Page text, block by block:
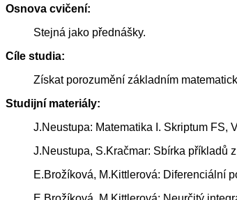
Osnova cvičení:
Stejná jako přednášky.
Cíle studia:
Získat porozumění základním
Studijní materiály:
J.Neustupa: Matematika I. Skriptum FS,
J.Neustupa, S.Kračmar: Sbírka příkladů
E.Brožíková, M.Kittlerová: Diferenciální